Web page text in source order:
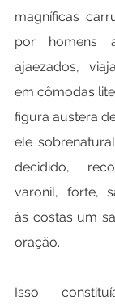
magníficas
por homens
ajaezados,
em cômodas
figura austera
ele
decidido,
varonil, forte,
às costas um
oração.
Isso